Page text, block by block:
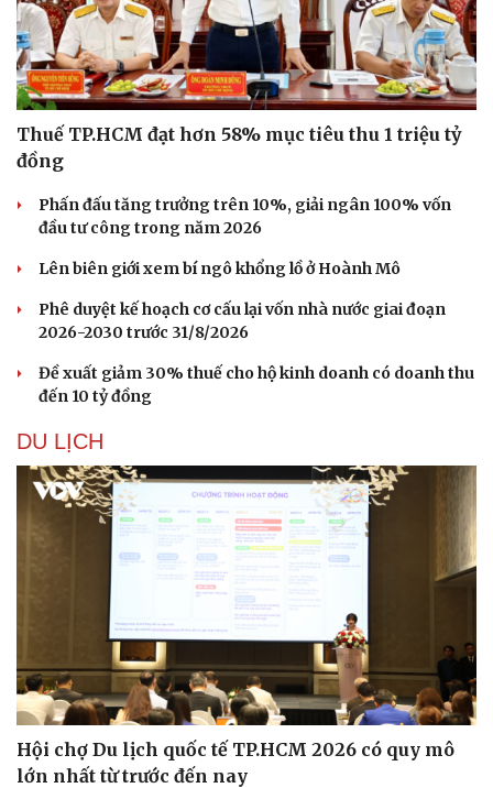
Thuế TP.HCM đạt hơn 58% mục tiêu thu 1 triệu tỷ
đồng
Phấn đấu tăng trưởng trên 10%, giải ngân 100% vốn
đầu tư công trong năm 2026
Lên biên giới xem bí ngô khổng lồ ở Hoành Mô
Phê duyệt kế hoạch cơ cấu lại vốn nhà nước giai đoạn
2026-2030 trước 31/8/2026
Đề xuất giảm 30% thuế cho hộ kinh doanh có doanh thu
đến 10 tỷ đồng
DU LỊCH
Hội chợ Du lịch quốc tế TP.HCM 2026 có quy mô
lớn nhất từ trước đến nay